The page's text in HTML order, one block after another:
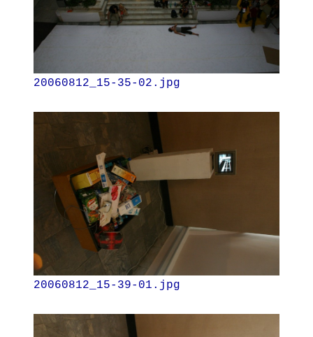
20060812_15-35-02.jpg
20060812_15-39-01.jpg